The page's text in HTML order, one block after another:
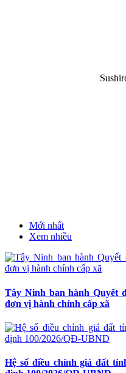
Mới nhất
Xem nhiều
Tây Ninh ban hành Quyết
đơn vị hành chính cấp xã
Hệ số điều chỉnh giá đất